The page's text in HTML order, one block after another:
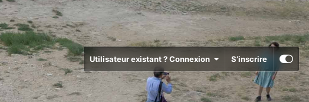
Utilisateur existant ? Connexion S’inscrire